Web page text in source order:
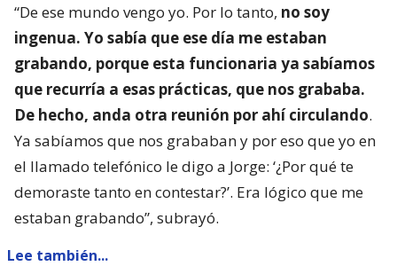
“De ese mundo vengo yo. Por lo tanto, no soy
ingenua. Yo sabía que ese día me estaban
grabando, porque esta funcionaria ya sabíamos
que recurría a esas prácticas, que nos grababa.
De hecho, anda otra reunión por ahí circulando.
Ya sabíamos que nos grababan y por eso que yo en
el llamado telefónico le digo a Jorge: ‘¿Por qué te
demoraste tanto en contestar?’. Era lógico que me
estaban grabando”, subrayó.
Lee también...